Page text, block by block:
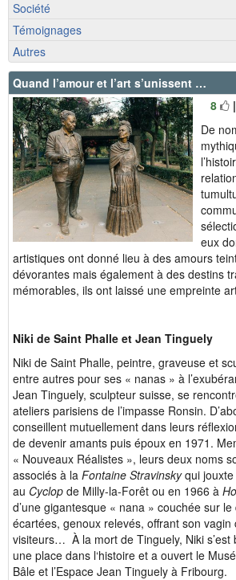
Société
Témoignages
Autres
Quand l’amour et l’art s’unissent …
8
De
eux
artistiques ont donné lieu à des amours
dévorantes mais également à des destins
mémorables, ils ont laissé une empreinte
Niki de Saint Phalle et Jean Tinguely
Niki de Saint Phalle, peintre, graveuse et
entre autres pour ses « nanas » à
Jean Tinguely, sculpteur suisse, se
ateliers parisiens de l’impasse Ronsin.
conseillent mutuellement dans leurs
de devenir amants puis époux en 1971.
« Nouveaux Réalistes », leurs deux noms
associés à la Fontaine Stravinskyqui jouxte
au Cyclop de Milly-la-Forêt ou en 1966 à
d’une gigantesque « nana » couchée sur
écartées, genoux relevés, offrant son
visiteurs… À la mort de Tinguely, Niki
une place dans l‘histoire et a ouvert le
Bâle et l’Espace Jean Tinguely à Fribourg.